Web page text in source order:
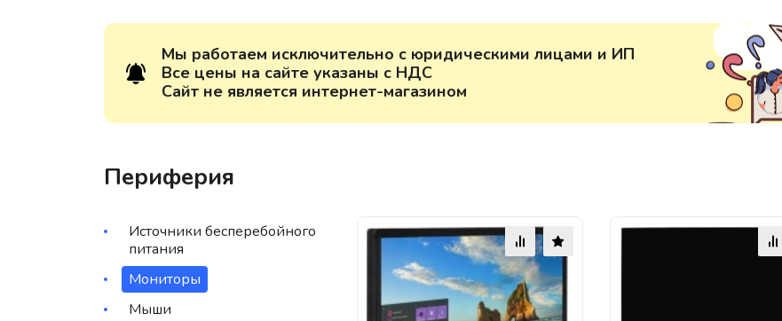
Мы работаем исключительно с юридическими лицами и ИП
Все цены на сайте указаны с НДС
Сайт не является интернет-магазином
Периферия
Источники бесперебойного
питания
Мониторы
Мыши